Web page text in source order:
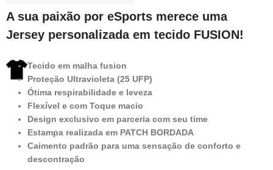
A sua paixão por eSports merece uma
Jersey personalizada em tecido FUSION!
Tecido em malha fusion
Proteção Ultravioleta (25 UFP)
Ótima respirabilidade e leveza
Flexível e com Toque macio
Design exclusivo em parceria com seu time
Estampa realizada em PATCH BORDADA
Caimento padrão para uma sensação de conforto e
descontração